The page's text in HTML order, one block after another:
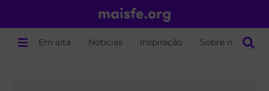
Em alta Notícias Inspiração Sobre nós